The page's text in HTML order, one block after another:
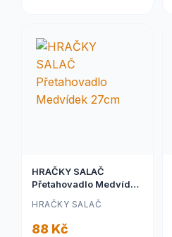
HRAČKY SALAČ
Přetahovadlo Medvídek
27cm
HRAČKY SALAČ
88 Kč